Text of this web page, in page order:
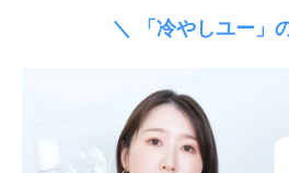
＼ 「冷やしユー」